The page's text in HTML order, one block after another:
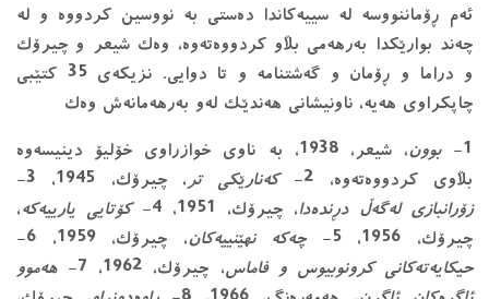
ئەم ڕۆماننووسە لە سییەكاندا دەستی بە نووسین كردووە و لە
چەند بوارێكدا بەرهەمی بڵاو كردووەتەوە، وەك شیعر و چیرۆك
و دراما و ڕۆمان و گەشتنامە و تا دوایی. نزیکەی 35 کتێبی
چاپکراوی هەیە، ناونیشانی هەندێك لەو بەرهەمانەش وەک
1-
بوون
، شیعر، 1938، بە ناوی خوازراوی خۆلیۆ دینیسەوە
بڵاوی كردووەتەوە، 2-
کەنارێکی تر، چیرۆک، 1945، 3-
زۆرانبازی لەگەڵ دڕندەدا، چیرۆک، 1951، 4- کۆتایی یارییەکە،
چیرۆک، 1956، 5-
چەکە نهێنییەکان، چیرۆک، 1959، 6-
حیکایەتەکانی کرونوبیوس و فاماس، چیرۆک، 1962، 7-
هەموو